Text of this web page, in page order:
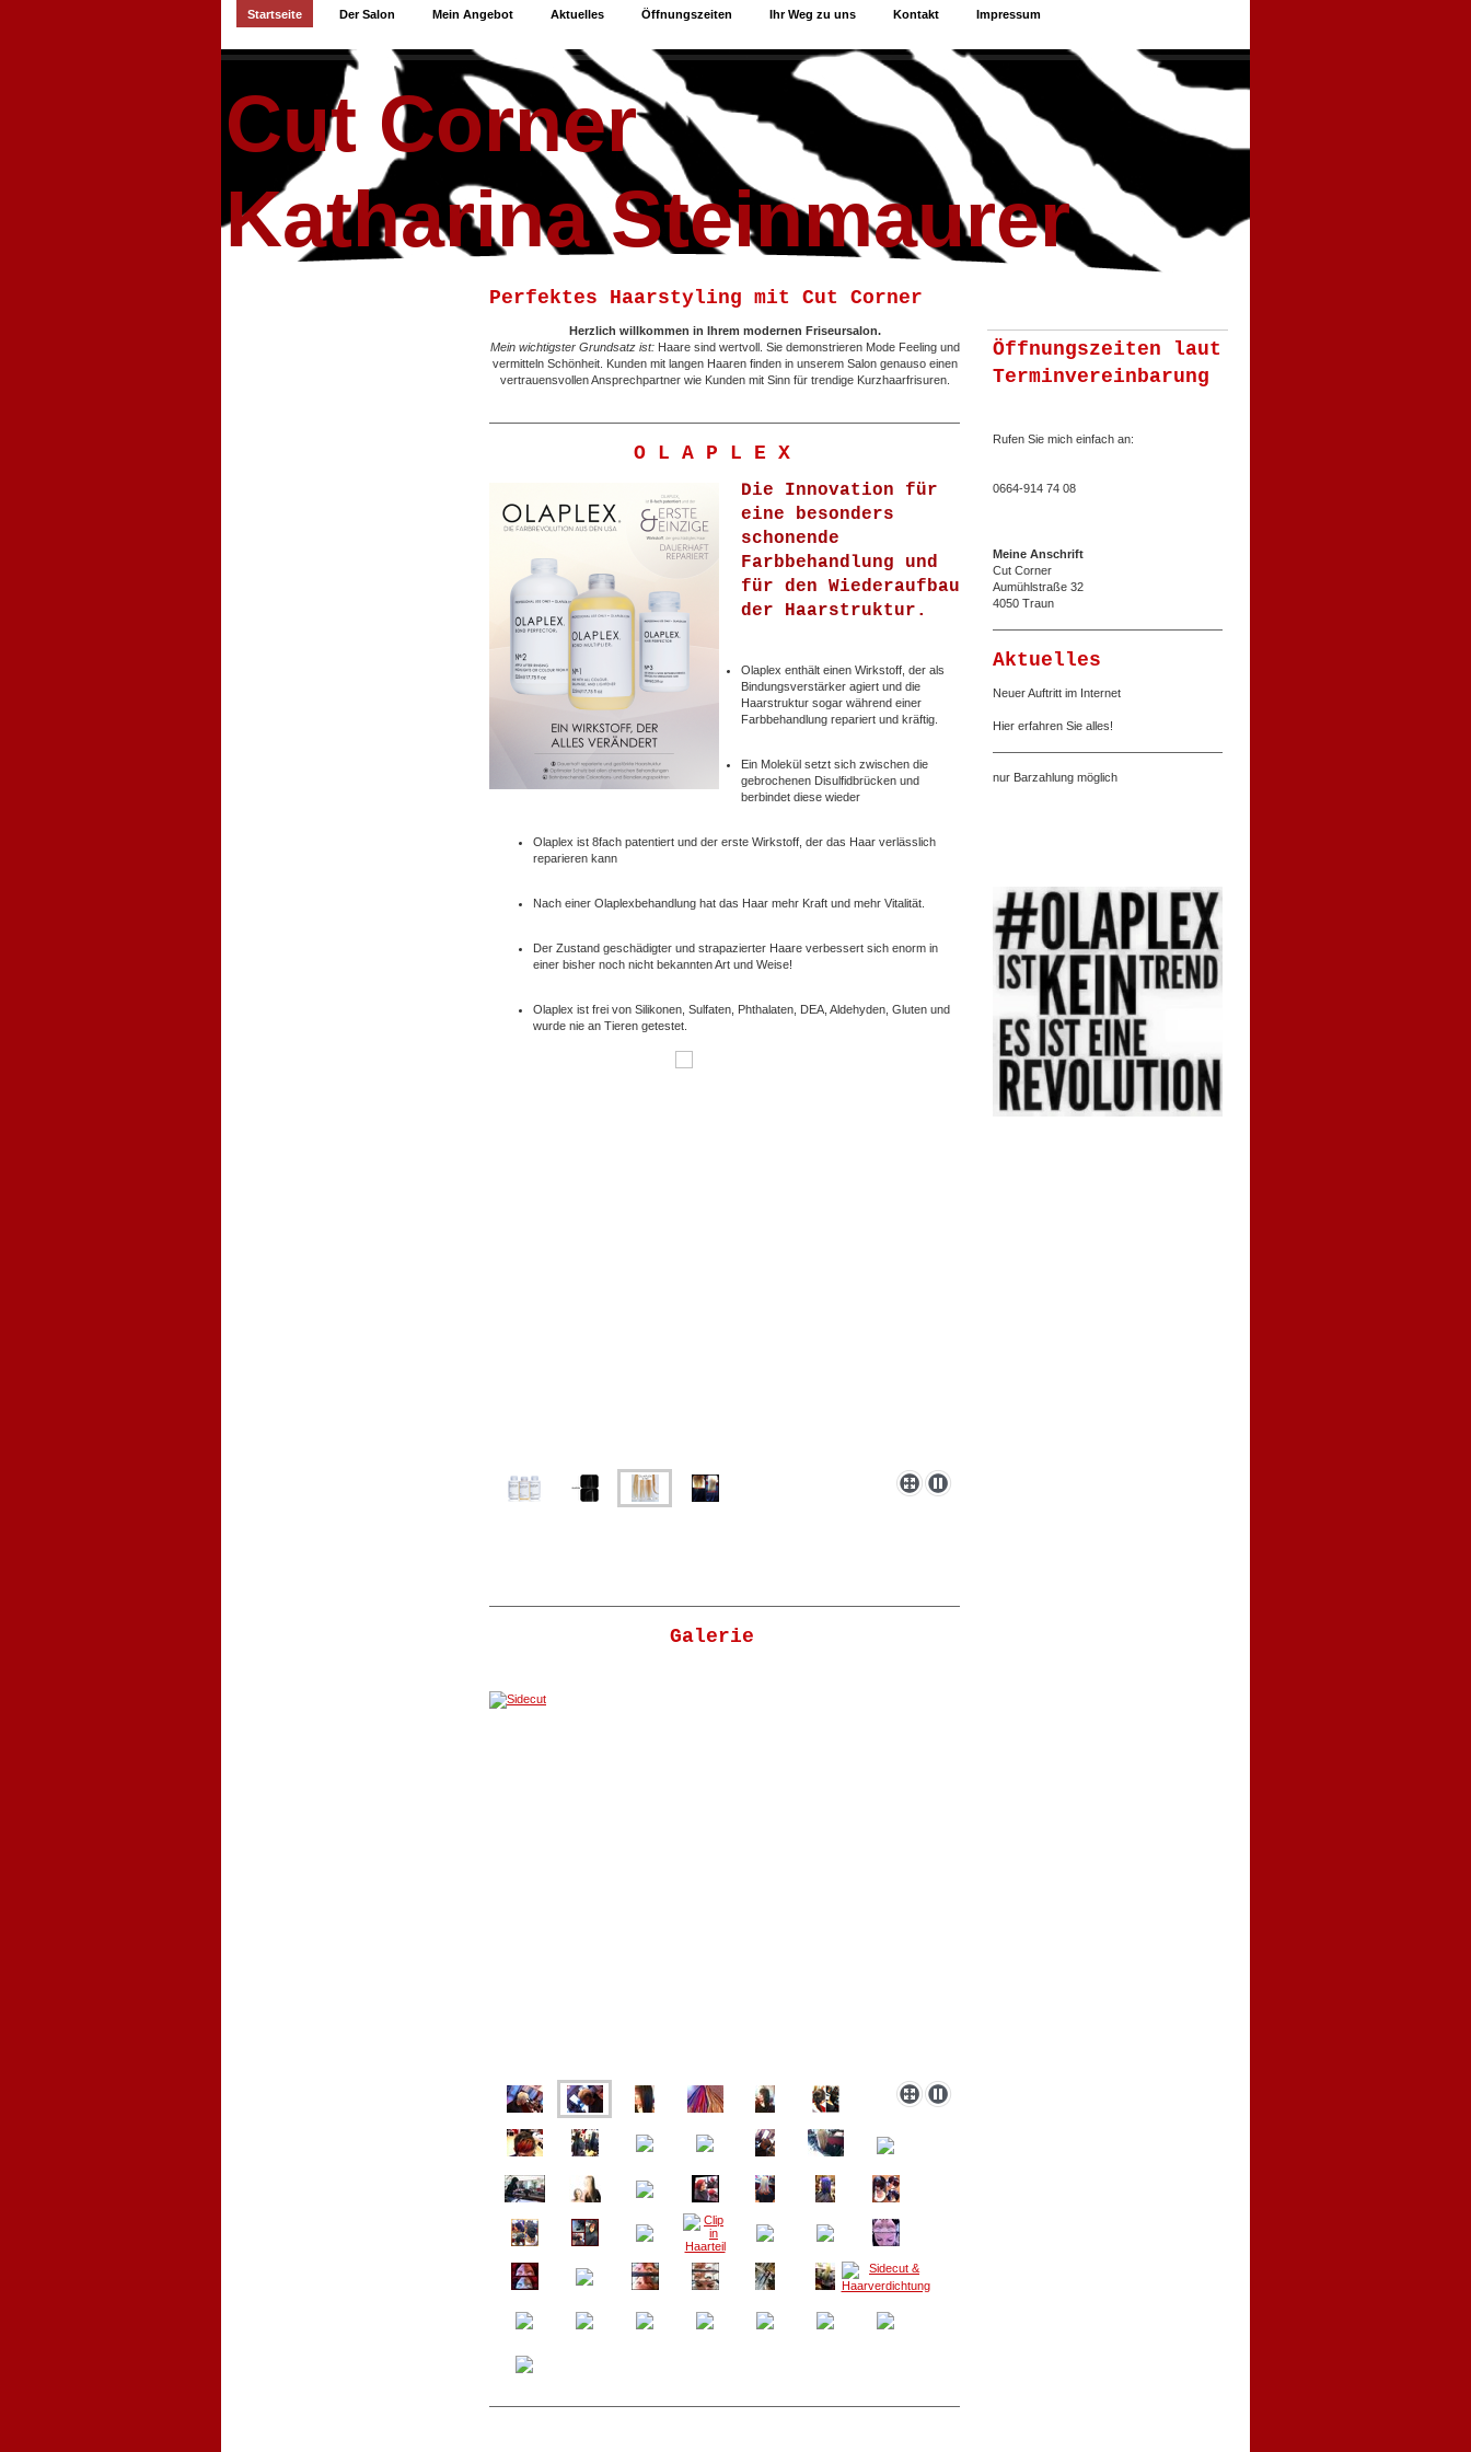
Startseite Der Salon Mein Angebot Aktuelles Öffnungszeiten Ihr Weg zu uns Kontakt Impressum
Cut Corner
Katharina Steinmaurer
Perfektes Haarstyling mit Cut Corner
Herzlich willkommen in Ihrem modernen Friseursalon.
Mein wichtigster Grundsatz ist:Haare sind wertvoll. Sie demonstrieren Mode Feeling und
vermitteln Schönheit. Kunden mit langen Haaren finden in unserem Salon genauso einen
vertrauensvollen Ansprechpartner wie Kunden mit Sinn für trendige Kurzhaarfrisuren.
O L A P L E X
Die Innovation für
eine besonders
schonende
Farbbehandlung und
für den Wiederaufbau
der Haarstruktur.
Olaplex enthält einen Wirkstoff, der als
Bindungsverstärker agiert und die
Haarstruktur sogar während einer
Farbbehandlung repariert und kräftig.
Ein Molekül setzt sich zwischen die
gebrochenen Disulfidbrücken und
berbindet diese wieder
Olaplex ist 8fach patentiert und der erste Wirkstoff, der das Haar verlässlich
reparieren kann
Nach einer Olaplexbehandlung hat das Haar mehr Kraft und mehr Vitalität.
Der Zustand geschädigter und strapazierter Haare verbessert sich enorm in
einer bisher noch nicht bekannten Art und Weise!
Olaplex ist frei von Silikonen, Sulfaten, Phthalaten, DEA, Aldehyden, Gluten und
wurde nie an Tieren getestet.
Galerie
Öffnungszeiten laut
Terminvereinbarung
Rufen Sie mich einfach an:
0664-914 74 08
Meine Anschrift
Cut Corner
Aumühlstraße 32
4050 Traun
Aktuelles
Neuer Auftritt im Internet
Hier erfahren Sie alles!
nur Barzahlung möglich